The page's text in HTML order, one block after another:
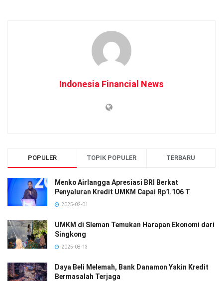
Indonesia Financial News
POPULER TOPIK POPULER TERBARU
Menko Airlangga Apresiasi BRI Berkat
Penyaluran Kredit UMKM Capai Rp1.106 T
2025-02-01
UMKM di Sleman Temukan Harapan Ekonomi dari
Singkong
2025-08-13
Daya Beli Melemah, Bank Danamon Yakin Kredit
Bermasalah Terjaga